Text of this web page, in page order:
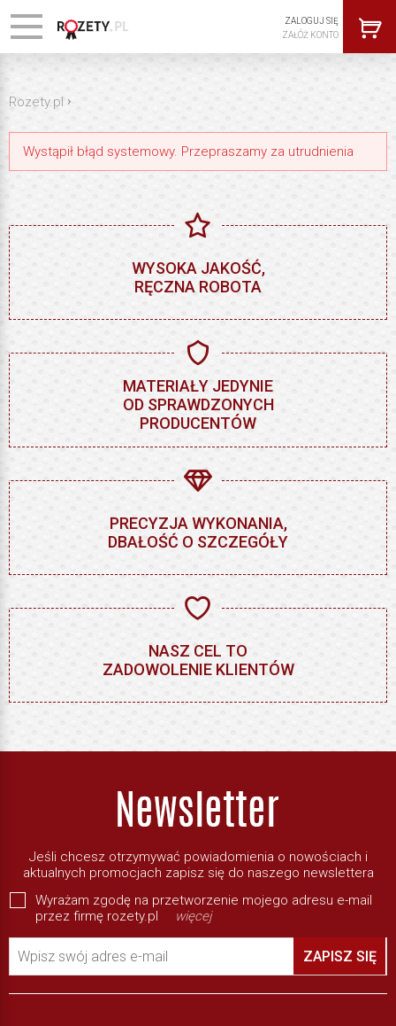
ZALOGUJ SIĘ
ZAŁÓŻ KONTO
Rozety.pl ›
Wystąpił błąd systemowy. Przepraszamy za utrudnienia
WYSOKA JAKOŚĆ,
RĘCZNA ROBOTA
MATERIAŁY JEDYNIE
OD SPRAWDZONYCH
PRODUCENTÓW
PRECYZJA WYKONANIA,
DBAŁOŚĆ O SZCZEGÓŁY
NASZ CEL TO
ZADOWOLENIE KLIENTÓW
Jeśli chcesz otrzymywać powiadomienia o nowościach i
aktualnych promocjach zapisz się do naszego newslettera
Wyrażam zgodę na przetworzenie mojego adresu e-mail
przez firmę rozety.pl
więcej
Wpisz swój adres e-mail ZAPISZ SIĘ